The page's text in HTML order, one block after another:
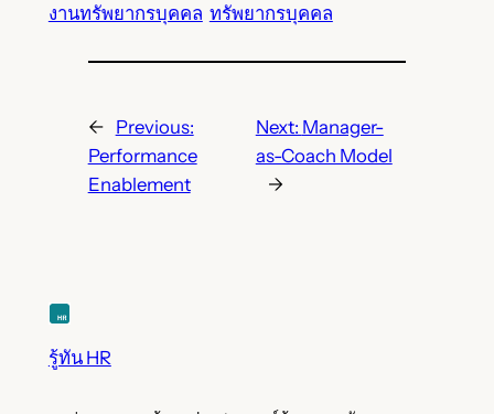
งานทรัพยากรบุคคล ทรัพยากรบุคคล
←
Previous:
Performance
Enablement
Next: Manager-
as-Coach Model
→
รู้ทัน HR